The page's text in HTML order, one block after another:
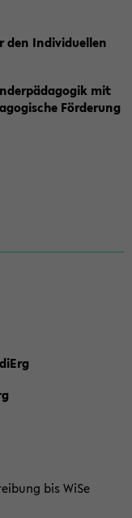
den Individuellen
mit
Förderung
bis WiSe